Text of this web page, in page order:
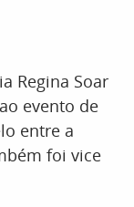
Regina Soar
evento de
entre a
foi vice